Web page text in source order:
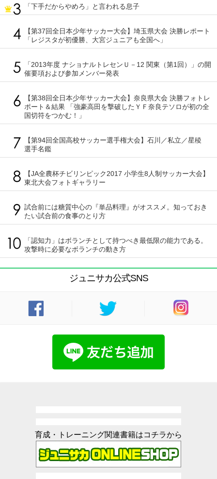
「下手だからやめろ」と言われる息子
【第37回全日本少年サッカー大会】埼玉県大会 決勝レポート
「レジスタが初優勝、大宮ジュニアも全国へ」
「2013年度 ナショナルトレセンＵ－12 関東（第1回）」の開
催要項および参加メンバー発表
【第38回全日本少年サッカー大会】奈良県大会 決勝フォトレ
ポート＆結果 「強豪高田を撃破したＹＦ奈良テソロが初の全
国切符をつかむ！」
【第94回全国高校サッカー選手権大会】石川／私立／星稜
選手名鑑
【JA全農杯チビリンピック2017 小学生8人制サッカー大会】
東北大会フォトギャラリー
試合前には糖質中心の『単品料理』がオススメ。知っておき
たい試合前の食事のとり方
「認知力」はボランチとして持つべき最低限の能力である。
攻撃時に必要なボランチの動き方
ジュニサカ公式SNS
育成・トレーニング関連書籍はコチラから